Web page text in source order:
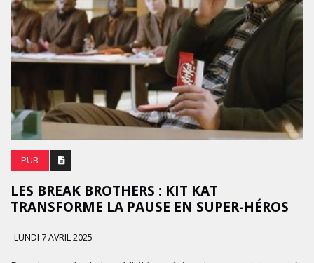
PUB
LES BREAK BROTHERS : KIT KAT
TRANSFORME LA PAUSE EN SUPER-HÉROS
LUNDI 7 AVRIL 2025